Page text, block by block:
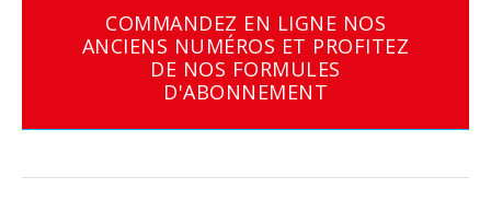
COMMANDEZ EN LIGNE NOS
ANCIENS NUMÉROS ET PROFITEZ
DE NOS FORMULES
D'ABONNEMENT